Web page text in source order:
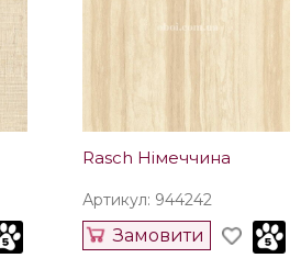
Rasch Німеччина
Артикул: 944242
Замовити